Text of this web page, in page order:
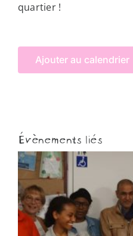
quartier !
Ajouter au calendrier
Évènements liés